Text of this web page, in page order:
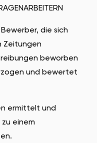
die sich
Zeitungen
beworben
und bewertet
ermittelt und
einem